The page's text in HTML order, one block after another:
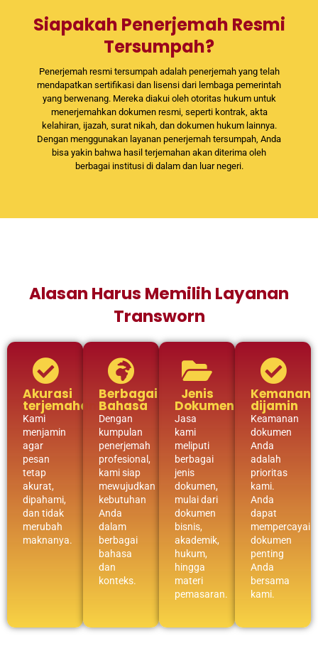
Siapakah Penerjemah Resmi
Tersumpah?
Penerjemah resmi tersumpah adalah penerjemah yang telah
mendapatkan sertifikasi dan lisensi dari lembaga pemerintah
yang berwenang. Mereka diakui oleh otoritas hukum untuk
menerjemahkan dokumen resmi, seperti kontrak, akta
kelahiran, ijazah, surat nikah, dan dokumen hukum lainnya.
Dengan menggunakan layanan penerjemah tersumpah, Anda
bisa yakin bahwa hasil terjemahan akan diterima oleh
berbagai institusi di dalam dan luar negeri.
Alasan Harus Memilih Layanan
Transworn
Akurasi
terjemahan
Kami
menjamin
agar
pesan
tetap
akurat,
dipahami,
dan tidak
merubah
maknanya.
Berbagai
Bahasa
Dengan
kumpulan
penerjemah
profesional,
kami siap
mewujudkan
kebutuhan
Anda
dalam
berbagai
bahasa
dan
konteks.
Jenis
Dokumen
Jasa
kami
meliputi
berbagai
jenis
dokumen,
mulai dari
dokumen
bisnis,
akademik,
hukum,
hingga
materi
pemasaran.
Kemanan
dijamin
Keamanan
dokumen
Anda
adalah
prioritas
kami.
Anda
dapat
mempercayai
dokumen
penting
Anda
bersama
kami.